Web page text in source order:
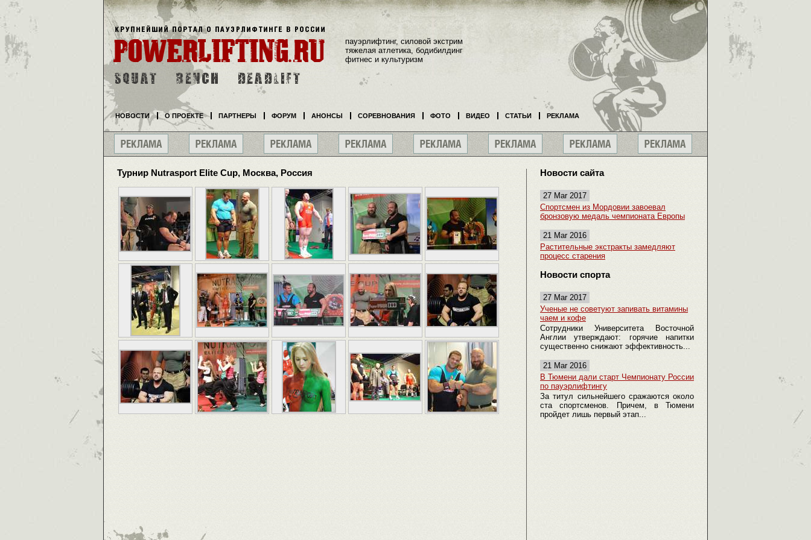
Турнир Nutrasport Elite Cup, Москва, Россия Новости сайта
27 Mar 2017
Спортсмен из Мордовии завоевал
бронзовую медаль чемпионата Европы
21 Mar 2016
Растительные экстракты замедляют
процесс старения
Новости спорта
27 Mar 2017
Ученые не советуют запивать витамины
чаем и кофе
Сотрудники Университета Восточной
Англии утверждают: горячие напитки
существенно снижают эффективность...
21 Mar 2016
В Тюмени дали старт Чемпионату России
по пауэрлифтингу
За титул сильнейшего сражаются около
ста спортсменов. Причем, в Тюмени
пройдет лишь первый этап...
пауэрлифтинг, силовой экстрим
тяжелая атлетика, бодибилдинг
фитнес и культуризм
НОВОСТИ О ПРОЕКТЕ ПАРТНЕРЫ ФОРУМ АНОНСЫ СОРЕВНОВАНИЯ ФОТО ВИДЕО СТАТЬИ РЕКЛАМА